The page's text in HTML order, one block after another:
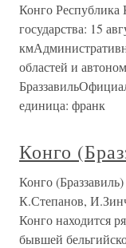
Конго Республика
государства: 15
областей и
единица: франк
Конго
Конго
К.Степанов,
Конго находится
бывшей